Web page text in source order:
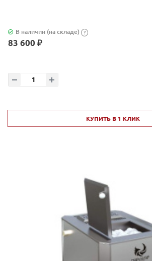
В наличии (на складе) ?
83 600 ₽
КУПИТЬ В 1 КЛИК